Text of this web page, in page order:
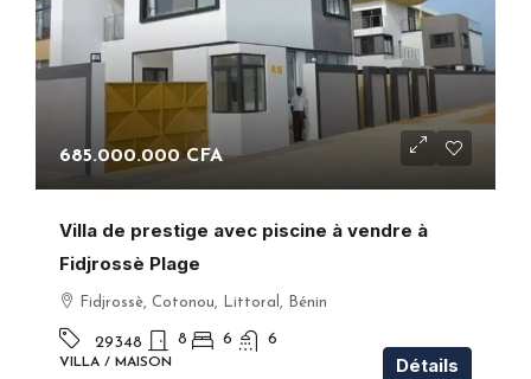
685.000.000 CFA
Villa de prestige avec piscine à vendre à
Fidjrossè Plage
Fidjrossè, Cotonou, Littoral, Bénin
29348 8 6 6
VILLA / MAISON Détails